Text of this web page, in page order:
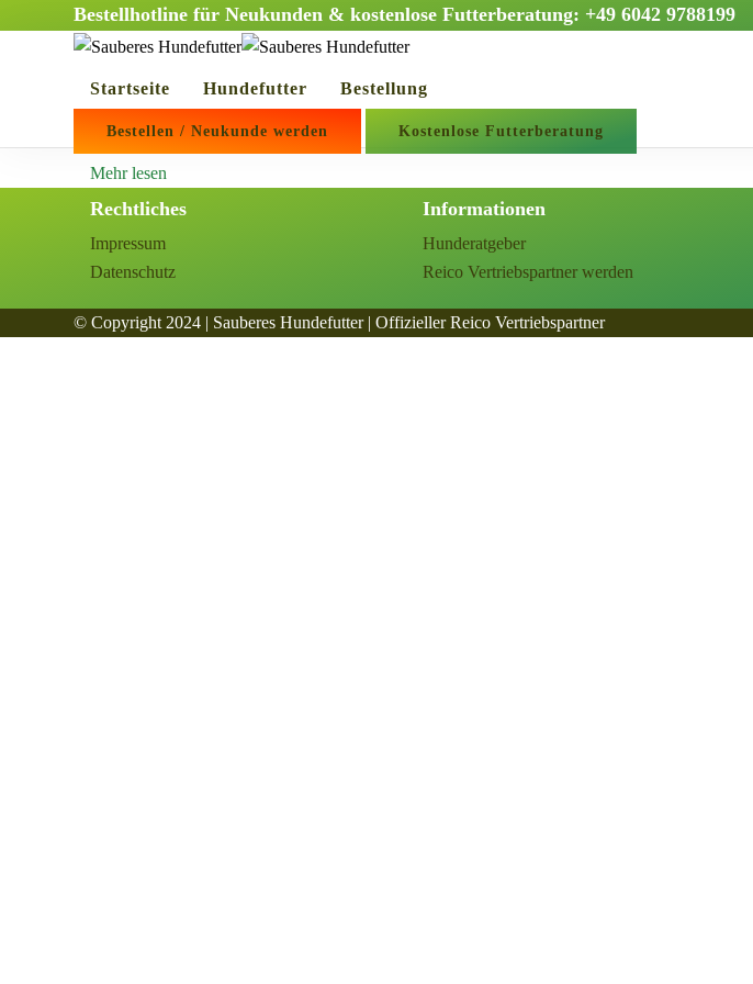
Bestellhotline für Neukunden & kostenlose Futterberatung: +49 6042 9788199
Startseite Hundefutter Bestellung
Bestellen / Neukunde werden Kostenlose Futterberatung
Futterumstellung
Futterumstellung
Mehr lesen
Rechtliches
Impressum
Datenschutz
Informationen
Hunderatgeber
Reico Vertriebspartner werden
© Copyright 2024 | Sauberes Hundefutter | Offizieller Reico Vertriebspartner